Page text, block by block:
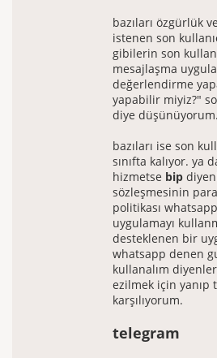
bazıları özgürlük
istenen son
gibilerin son
mesajlaşma
değerlendirme
yapabilir miyiz?"
diye düşünüyorum.
bazıları ise son
sınıfta kalıyor.
hizmetse bip
sözleşmesinin
politikası
uygulamayı
desteklenen bir
whatsapp denen
kullanalım
ezilmek için yanıp
karşılıyorum.
telegram